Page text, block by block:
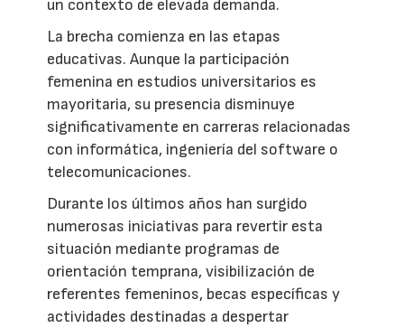
un contexto de elevada demanda.
La brecha comienza en las etapas
educativas. Aunque la participación
femenina en estudios universitarios es
mayoritaria, su presencia disminuye
significativamente en carreras relacionadas
con informática, ingeniería del software o
telecomunicaciones.
Durante los últimos años han surgido
numerosas iniciativas para revertir esta
situación mediante programas de
orientación temprana, visibilización de
referentes femeninos, becas específicas y
actividades destinadas a despertar